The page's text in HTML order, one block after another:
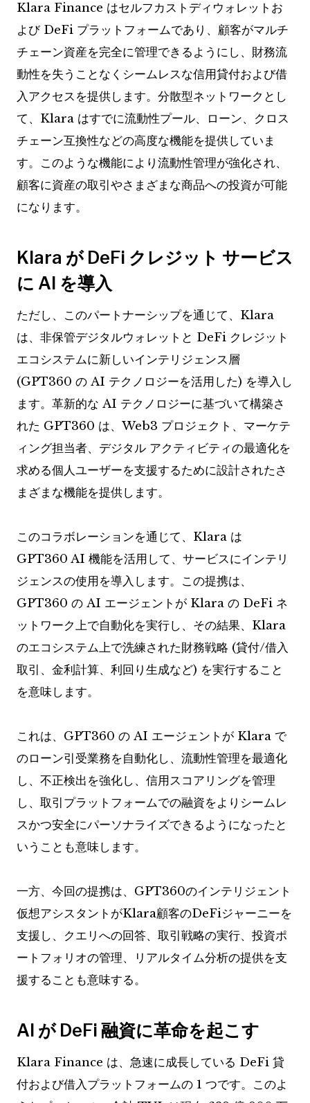
Klara Finance はセルフカストディウォレットお
よび DeFi プラットフォームであり、顧客がマルチ
チェーン資産を完全に管理できるようにし、財務流
動性を失うことなくシームレスな信用貸付および借
入アクセスを提供します。分散型ネットワークとし
て、Klara はすでに流動性プール、ローン、クロス
チェーン互換性などの高度な機能を提供していま
す。このような機能により流動性管理が強化され、
顧客に資産の取引やさまざまな商品への投資が可能
になります。
Klara が DeFi クレジット サービス
に AI を導入
ただし、このパートナーシップを通じて、Klara
は、非保管デジタルウォレットと DeFi クレジット
エコシステムに新しいインテリジェンス層
(GPT360 の AI テクノロジーを活用した) を導入し
ます。革新的な AI テクノロジーに基づいて構築さ
れた GPT360 は、Web3 プロジェクト、マーケテ
ィング担当者、デジタル アクティビティの最適化を
求める個人ユーザーを支援するために設計されたさ
まざまな機能を提供します。
このコラボレーションを通じて、Klara は
GPT360 AI 機能を活用して、サービスにインテリ
ジェンスの使用を導入します。この提携は、
GPT360 の AI エージェントが Klara の DeFi ネ
ットワーク上で自動化を実行し、その結果、Klara
のエコシステム上で洗練された財務戦略 (貸付/借入
取引、金利計算、利回り生成など) を実行すること
を意味します。
これは、GPT360 の AI エージェントが Klara で
のローン引受業務を自動化し、流動性管理を最適化
し、不正検出を強化し、信用スコアリングを管理
し、取引プラットフォームでの融資をよりシームレ
スかつ安全にパーソナライズできるようになったと
いうことも意味します。
一方、今回の提携は、GPT360のインテリジェント
仮想アシスタントがKlara顧客のDeFiジャーニーを
支援し、クエリへの回答、取引戦略の実行、投資ポ
ートフォリオの管理、リアルタイム分析の提供を支
援することも意味する。
AI が DeFi 融資に革命を起こす
Klara Finance は、急速に成長している DeFi 貸
付および借入プラットフォームの 1 つです。このよ